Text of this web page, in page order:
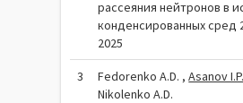
рассеяния нейтронов в
конденсированных сред
2025
3 Fedorenko A.D. ,Asanov I.P.
Nikolenko A.D.